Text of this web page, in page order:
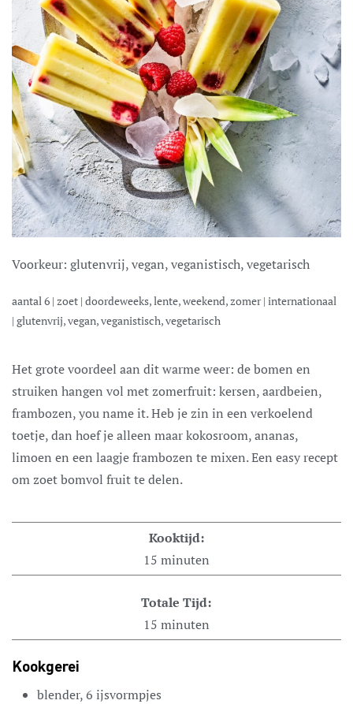
Voorkeur: glutenvrij, vegan, veganistisch, vegetarisch
aantal 6 | zoet | doordeweeks, lente, weekend, zomer| internationaal
| glutenvrij, vegan, veganistisch, vegetarisch
Het grote voordeel aan dit warme weer: de bomen en
struiken hangen vol met zomerfruit: kersen, aardbeien,
frambozen, you name it. Heb je zin in een verkoelend
toetje, dan hoef je alleen maar kokosroom, ananas,
limoen en een laagje frambozen te mixen. Een easy recept
om zoet bomvol fruit te delen.
Kooktijd:
15 minuten
Totale Tijd:
15 minuten
Kookgerei
blender, 6 ijsvormpjes